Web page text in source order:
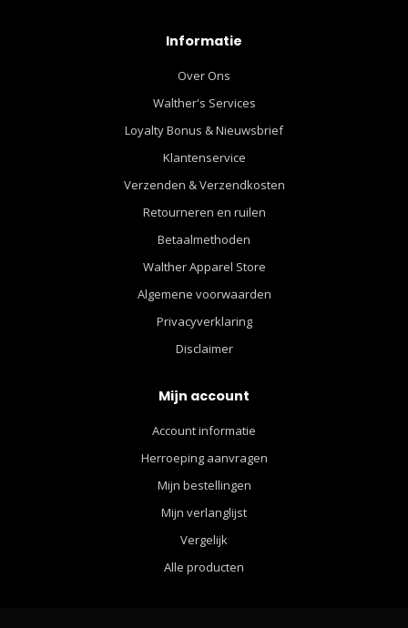
Informatie
Over Ons
Walther's Services
Loyalty Bonus & Nieuwsbrief
Klantenservice
Verzenden & Verzendkosten
Retourneren en ruilen
Betaalmethoden
Walther Apparel Store
Algemene voorwaarden
Privacyverklaring
Disclaimer
Mijn account
Account informatie
Herroeping aanvragen
Mijn bestellingen
Mijn verlanglijst
Vergelijk
Alle producten